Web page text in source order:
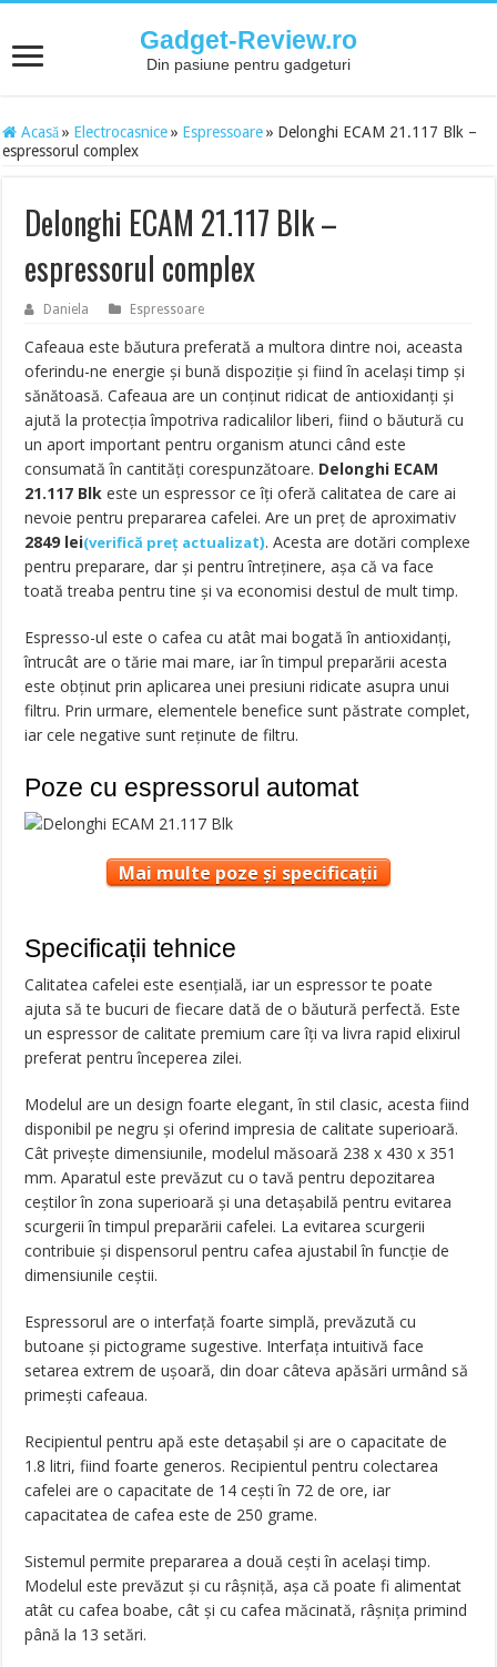
Gadget-Review.ro
Din pasiune pentru gadgeturi
Acasă » Electrocasnice » Espressoare » Delonghi ECAM 21.117 Blk –
espressorul complex
Delonghi ECAM 21.117 Blk –
espressorul complex
Daniela Espressoare
Cafeaua este băutura preferată a multora dintre noi, aceasta
oferindu-ne energie și bună dispoziție și fiind în același timp și
sănătoasă. Cafeaua are un conținut ridicat de antioxidanți și
ajută la protecția împotriva radicalilor liberi, fiind o băutură cu
un aport important pentru organism atunci când este
consumată în cantități corespunzătoare. Delonghi ECAM
21.117 Blk este un espressor ce îți oferă calitatea de care ai
nevoie pentru prepararea cafelei. Are un preț de aproximativ
2849 lei(verifică preț actualizat). Acesta are dotări complexe
pentru preparare, dar și pentru întreținere, așa că va face
toată treaba pentru tine și va economisi destul de mult timp.
Espresso-ul este o cafea cu atât mai bogată în antioxidanți,
întrucât are o tărie mai mare, iar în timpul preparării acesta
este obținut prin aplicarea unei presiuni ridicate asupra unui
filtru. Prin urmare, elementele benefice sunt păstrate complet,
iar cele negative sunt reținute de filtru.
Poze cu espressorul automat
Mai multe poze și specificații
Specificații tehnice
Calitatea cafelei este esențială, iar un espressor te poate
ajuta să te bucuri de fiecare dată de o băutură perfectă. Este
un espressor de calitate premium care îți va livra rapid elixirul
preferat pentru începerea zilei.
Modelul are un design foarte elegant, în stil clasic, acesta fiind
disponibil pe negru și oferind impresia de calitate superioară.
Cât privește dimensiunile, modelul măsoară 238 x 430 x 351
mm. Aparatul este prevăzut cu o tavă pentru depozitarea
ceștilor în zona superioară și una detașabilă pentru evitarea
scurgerii în timpul preparării cafelei. La evitarea scurgerii
contribuie și dispensorul pentru cafea ajustabil în funcție de
dimensiunile ceștii.
Espressorul are o interfață foarte simplă, prevăzută cu
butoane și pictograme sugestive. Interfața intuitivă face
setarea extrem de ușoară, din doar câteva apăsări urmând să
primești cafeaua.
Recipientul pentru apă este detașabil și are o capacitate de
1.8 litri, fiind foarte generos. Recipientul pentru colectarea
cafelei are o capacitate de 14 cești în 72 de ore, iar
capacitatea de cafea este de 250 grame.
Sistemul permite prepararea a două cești în același timp.
Modelul este prevăzut și cu râșniță, așa că poate fi alimentat
atât cu cafea boabe, cât și cu cafea măcinată, râșnița primind
până la 13 setări.